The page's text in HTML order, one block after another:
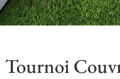
Tournoi